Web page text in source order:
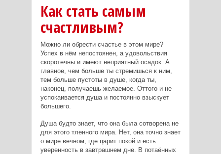
Как стать самым
счастливым?
Можно ли обрести счастье в этом мире?
Успех в нём непостоянен, а удовольствия
скоротечны и имеют неприятный осадок. А
главное, чем больше ты стремишься к ним,
тем больше пустоты в душе, когда ты,
наконец, получаешь желаемое. Оттого и не
успокаивается душа и постоянно взыскует
большего.
Душа будто знает, что она была сотворена не
для этого тленного мира. Нет, она точно знает
о мире вечном, где царит покой и есть
уверенность в завтрашнем дне. В потаённых